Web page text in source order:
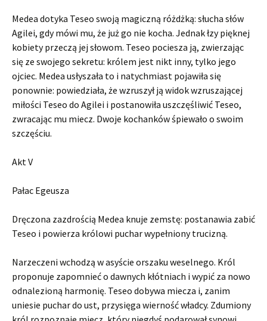
Medea dotyka Teseo swoją magiczną różdżką: słucha słów
Agilei, gdy mówi mu, że już go nie kocha. Jednak łzy pięknej
kobiety przeczą jej słowom. Teseo pociesza ją, zwierzając
się ze swojego sekretu: królem jest nikt inny, tylko jego
ojciec. Medea usłyszała to i natychmiast pojawiła się
ponownie: powiedziała, że ​​wzruszył ją widok wzruszającej
miłości Teseo do Agilei i postanowiła uszczęśliwić Teseo,
zwracając mu miecz. Dwoje kochanków śpiewało o swoim
szczęściu.
Akt V
Pałac Egeusza
Dręczona zazdrością Medea knuje zemstę: postanawia zabić
Teseo i powierza królowi puchar wypełniony trucizną.
Narzeczeni wchodzą w asyście orszaku weselnego. Król
proponuje zapomnieć o dawnych kłótniach i wypić za nowo
odnalezioną harmonię. Teseo dobywa miecza i, zanim
uniesie puchar do ust, przysięga wierność władcy. Zdumiony